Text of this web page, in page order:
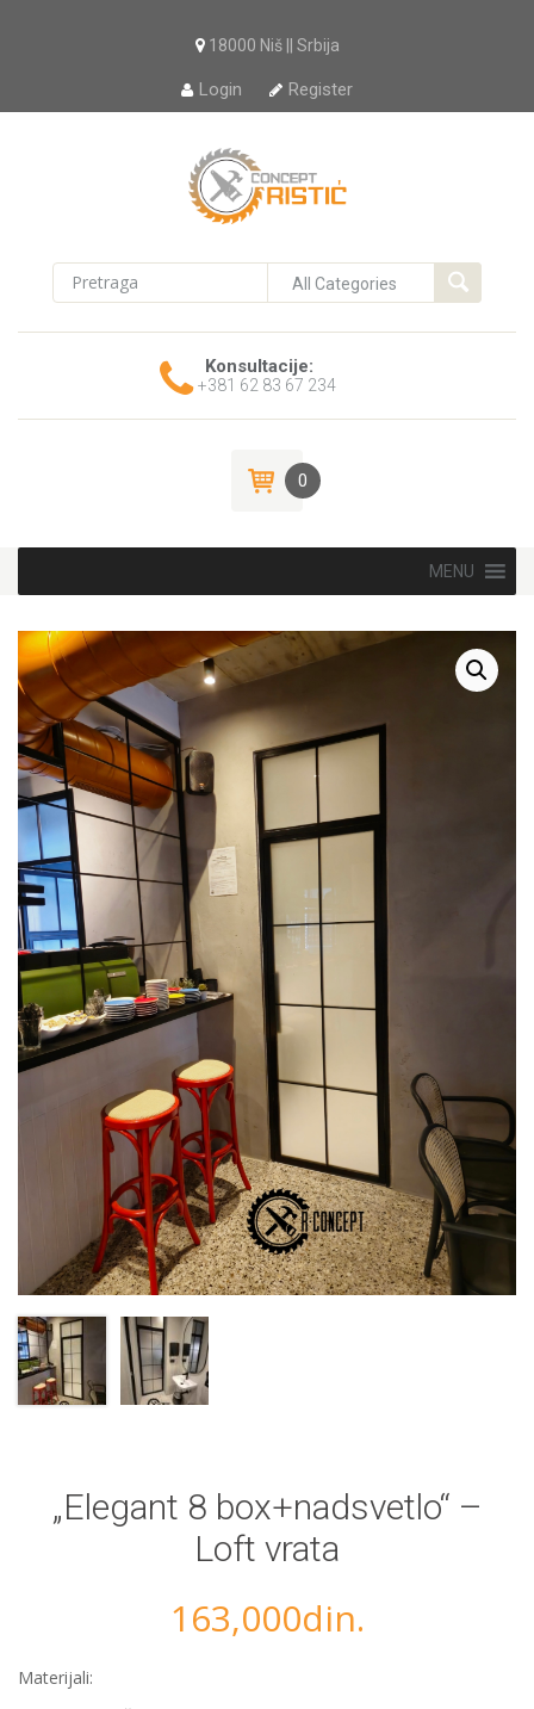
18000 Niš || Srbija
Login Register
Konsultacije:
+381 62 83 67 234
0
Skip to content
MENU
„Elegant 8 box+nadsvetlo“ –
Loft vrata
163,000din.
Materijali: